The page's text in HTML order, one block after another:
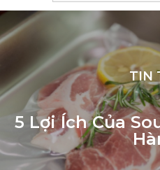
TIN
5 Lợi Ích Của